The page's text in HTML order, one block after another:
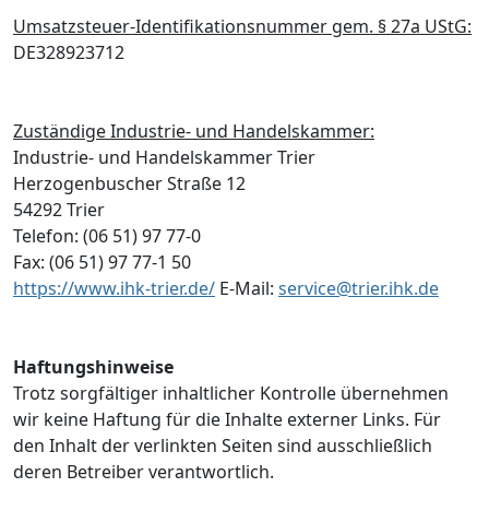
Umsatzsteuer-Identifikationsnummer gem. § 27a UStG:
DE328923712
Zuständige Industrie- und Handelskammer:
Industrie- und Handelskammer Trier
Herzogenbuscher Straße 12
54292 Trier
Telefon: (06 51) 97 77-0
Fax: (06 51) 97 77-1 50
https://www.ihk-trier.de/ E-Mail: service@trier.ihk.de
Haftungshinweise
Trotz sorgfältiger inhaltlicher Kontrolle übernehmen
wir keine Haftung für die Inhalte externer Links. Für
den Inhalt der verlinkten Seiten sind ausschließlich
deren Betreiber verantwortlich.